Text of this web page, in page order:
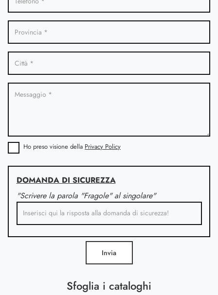
Sfoglia i cataloghi
Ho preso visione della Privacy Policy
DOMANDA DI SICUREZZA
"Scrivere la parola "Fragole" al singolare"
Invia